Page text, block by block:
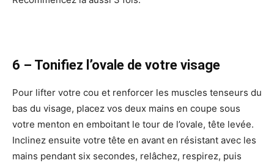
6 – Tonifiez l’ovale de votre visage
Pour lifter votre cou et renforcer les muscles tenseurs du
bas du visage, placez vos deux mains en coupe sous
votre menton en emboitant le tour de l’ovale, tête levée.
Inclinez ensuite votre tête en avant en résistant avec les
mains pendant six secondes, relâchez, respirez, puis